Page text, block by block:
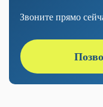
Звоните прямо